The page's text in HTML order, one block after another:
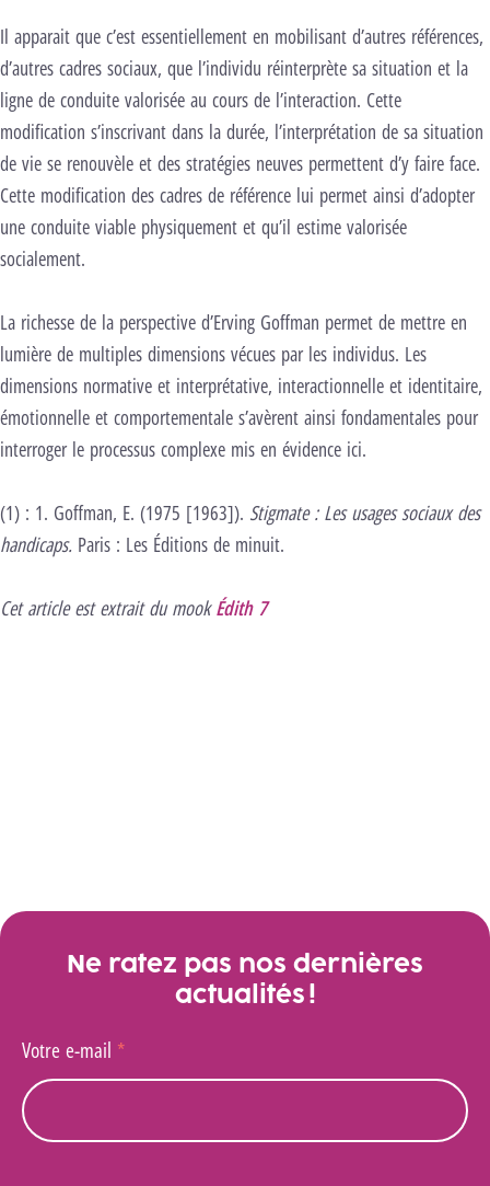
Il apparait que c’est essentiellement en mobilisant d’autres références,
d’autres cadres sociaux, que l’individu réinterprète sa situation et la
ligne de conduite valorisée au cours de l’interaction. Cette
modification s’inscrivant dans la durée, l’interprétation de sa situation
de vie se renouvèle et des stratégies neuves permettent d’y faire face.
Cette modification des cadres de référence lui permet ainsi d’adopter
une conduite viable physiquement et qu’il estime valorisée
socialement.
La richesse de la perspective d’Erving Goffman permet de mettre en
lumière de multiples dimensions vécues par les individus. Les
dimensions normative et interprétative, interactionnelle et identitaire,
émotionnelle et comportementale s’avèrent ainsi fondamentales pour
interroger le processus complexe mis en évidence ici.
(1) : 1. Goffman, E. (1975 [1963]). Stigmate : Les usages sociaux des
handicaps. Paris : Les Éditions de minuit.
Cet article est extrait du mookÉdith 7
Ne ratez pas nos dernières
actualités !
Votre e-mail *